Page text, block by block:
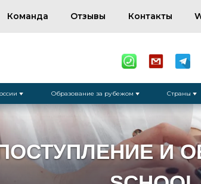
Команда Отзывы Контакты
Образование за рубежом Страны
И